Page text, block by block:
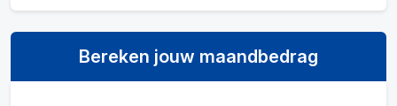
Bereken jouw maandbedrag